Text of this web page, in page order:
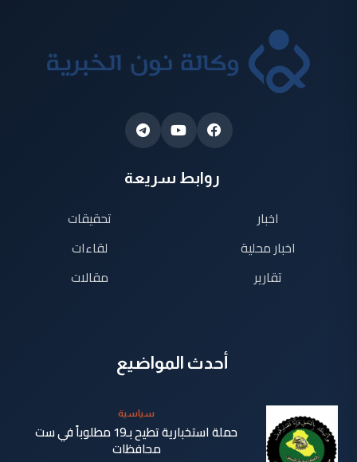
روابط سريعة
اخبار
اخبار محلية
تقارير
تحقيقات
لقاءات
مقالات
أحدث المواضيع
سياسية
حملة استخبارية تطيح بـ19 مطلوباً في ست
محافظات